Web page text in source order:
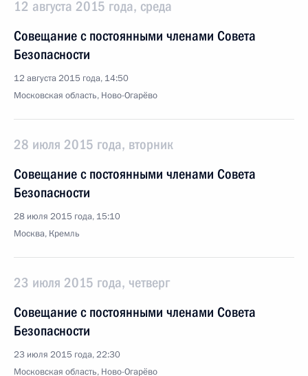
12 августа 2015 года, среда
Совещание с постоянными членами Совета
Безопасности
12 августа 2015 года, 14:50
Московская область, Ново-Огарёво
28 июля 2015 года, вторник
Совещание с постоянными членами Совета
Безопасности
28 июля 2015 года, 15:10
Москва, Кремль
23 июля 2015 года, четверг
Совещание с постоянными членами Совета
Безопасности
23 июля 2015 года, 22:30
Московская область, Ново-Огарёво